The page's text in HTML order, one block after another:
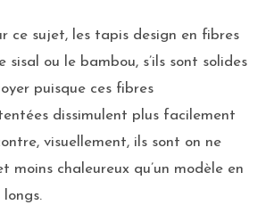
ce sujet, les tapis design en fibres
sisal ou le bambou, s’ils sont solides
puisque ces fibres
dissimulent plus facilement
visuellement, ils sont on ne
moins chaleureux qu’un modèle en